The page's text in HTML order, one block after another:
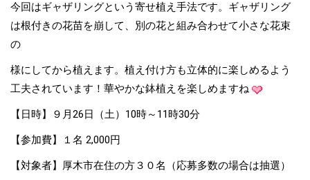
今回はギャザリングという寄せ植え手法です。ギャザリング
は根付きの花苗を崩して、別の花と組み合わせて小さな花束
の
様にしてから植えます。植え付け方も立体的に楽しめるよう
工夫されています！華やかな鉢植えを楽しめますね
【日時】９月26日（土）10時～11時30分
【参加費】１名 2,000円
【対象者】厚木市在住の方３０名（応募多数の場合は抽選）